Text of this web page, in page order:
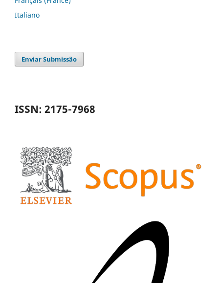
Italiano
Enviar Submissão
ISSN: 2175-7968